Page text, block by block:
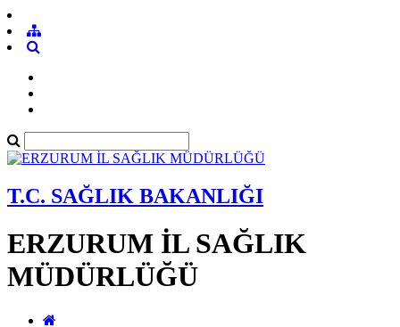
T.C. SAĞLIK BAKANLIĞI
ERZURUM İL SAĞLIK
MÜDÜRLÜĞÜ